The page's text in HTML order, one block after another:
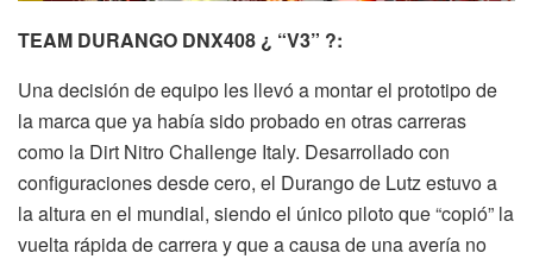
TEAM DURANGO DNX408 ¿ “V3” ?:
Una decisión de equipo les llevó a montar el prototipo de
la marca que ya había sido probado en otras carreras
como la Dirt Nitro Challenge Italy. Desarrollado con
configuraciones desde cero, el Durango de Lutz estuvo a
la altura en el mundial, siendo el único piloto que “copió” la
vuelta rápida de carrera y que a causa de una avería no